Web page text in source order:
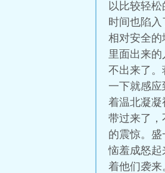
以比较轻
时间也陷
相对安全的
里面出来
不出来了。
一下就感
着温北凝
带过来了
的震惊。
恼羞成怒起
着他们袭来